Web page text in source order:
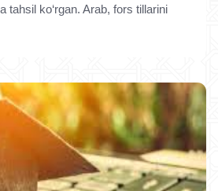
tahsil ko‘rgan. Arab, fors tillarini